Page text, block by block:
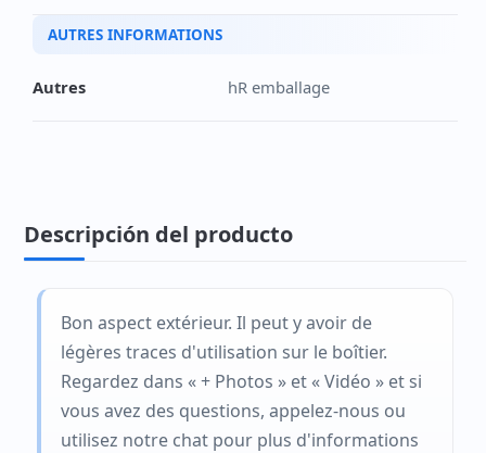
AUTRES INFORMATIONS
Autres hR emballage
Descripción del producto
Bon aspect extérieur. Il peut y avoir de
légères traces d'utilisation sur le boîtier.
Regardez dans « + Photos » et « Vidéo » et si
vous avez des questions, appelez-nous ou
utilisez notre chat pour plus d'informations